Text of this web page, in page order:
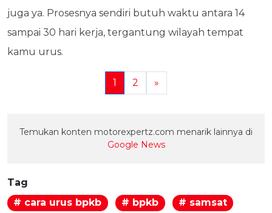
juga ya. Prosesnya sendiri butuh waktu antara 14
sampai 30 hari kerja, tergantung wilayah tempat
kamu urus.
1 2 »
Temukan konten motorexpertz.com menarik lainnya di
Google News
Tag
# cara urus bpkb
# bpkb
# samsat